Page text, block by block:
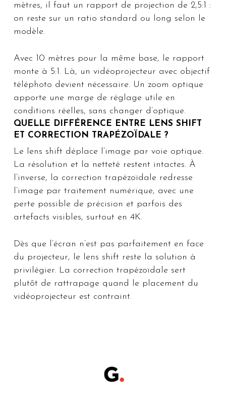
mètres, il faut un rapport de projection de 2,5:1 :
on reste sur un ratio standard ou long selon le
modèle.
Avec 10 mètres pour la même base, le rapport
monte à 5:1. Là, un vidéoprojecteur avec objectif
téléphoto devient nécessaire. Un zoom optique
apporte une marge de réglage utile en
conditions réelles, sans changer d’optique.
QUELLE DIFFÉRENCE ENTRE LENS SHIFT
ET CORRECTION TRAPÉZOÏDALE ?
Le lens shift déplace l’image par voie optique.
La résolution et la netteté restent intactes. À
l’inverse, la correction trapézoïdale redresse
l’image par traitement numérique, avec une
perte possible de précision et parfois des
artefacts visibles, surtout en 4K.
Dès que l’écran n’est pas parfaitement en face
du projecteur, le lens shift reste la solution à
privilégier. La correction trapézoïdale sert
plutôt de rattrapage quand le placement du
vidéoprojecteur est contraint.